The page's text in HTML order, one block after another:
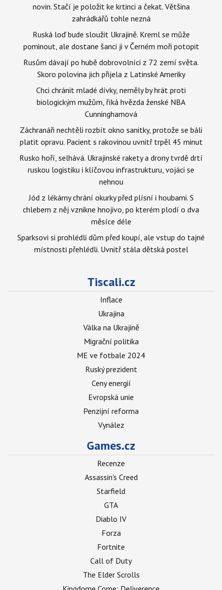
novin. Stačí je položit ke krtinci a čekat. Většina
zahrádkářů tohle nezná
Ruská loď bude sloužit Ukrajině. Kreml se může
pominout, ale dostane šanci ji v Černém moři potopit
Rusům dávají po hubě dobrovolníci z 72 zemí světa.
Skoro polovina jich přijela z Latinské Ameriky
Chci chránit mladé dívky, neměly by hrát proti
biologickým mužům, říká hvězda ženské NBA
Cunninghamová
Záchranáři nechtěli rozbít okno sanitky, protože se báli
platit opravu. Pacient s rakovinou uvnitř trpěl 45 minut
Rusko hoří, selhává. Ukrajinské rakety a drony tvrdě drtí
ruskou logistiku i klíčovou infrastrukturu, vojáci se
nehnou
Jód z lékárny chrání okurky před plísní i houbami. S
chlebem z něj vznikne hnojivo, po kterém plodí o dva
měsíce déle
Sparksovi si prohlédli dům před koupí, ale vstup do tajné
místnosti přehlédli. Uvnitř stála dětská postel
Tiscali.cz
Inflace
Ukrajina
Válka na Ukrajině
Migrační politika
ME ve fotbale 2024
Ruský prezident
Ceny energií
Evropská unie
Penzijní reforma
Vynález
Games.cz
Recenze
Assassin's Creed
Starfield
GTA
Diablo IV
Forza
Fortnite
Call of Duty
The Elder Scrolls